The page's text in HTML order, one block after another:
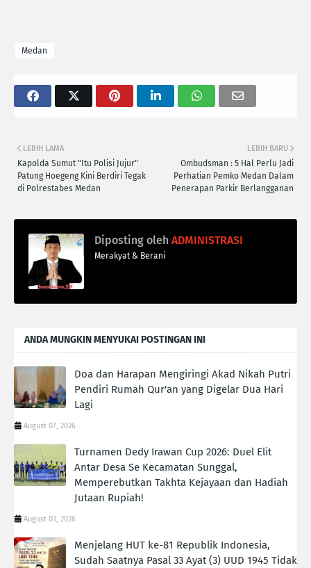
Medan
LEBIH BARU
Ombudsman : 5 Hal Perlu Jadi
Perhatian Pemko Medan Dalam
Penerapan Parkir Berlangganan
LEBIH LAMA
Kapolda Sumut "Itu Polisi Jujur"
Patung Hoegeng Kini Berdiri Tegak
di Polrestabes Medan
Diposting oleh ADMINISTRASI
Merakyat & Berani
ANDA MUNGKIN MENYUKAI POSTINGAN INI
Doa dan Harapan Mengiringi Akad Nikah Putri
Pendiri Rumah Qur'an yang Digelar Dua Hari
Lagi
August 07, 2026
Turnamen Dedy Irawan Cup 2026: Duel Elit
Antar Desa Se Kecamatan Sunggal,
Memperebutkan Takhta Kejayaan dan Hadiah
Jutaan Rupiah!
August 03, 2026
Menjelang HUT ke-81 Republik Indonesia,
Sudah Saatnya Pasal 33 Ayat (3) UUD 1945 Tidak